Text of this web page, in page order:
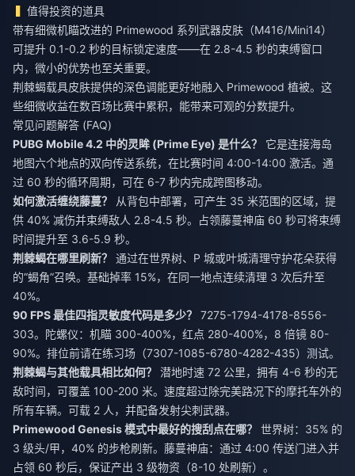
值得投资的道具
带有细微机瞄改进的 Primewood 系列武器皮肤（M416/Mini14）
可提升 0.1-0.2 秒的目标锁定速度——在 2.8-4.5 秒的束缚窗口
内，微小的优势也至关重要。
荆棘蝎载具皮肤提供的深色调能更好地融入 Primewood 植被。这
些细微收益在数百场比赛中累积，能带来可观的分数提升。
常见问题解答 (FAQ)
PUBG Mobile 4.2 中的灵眸 (Prime Eye) 是什么？
它是连接海岛
地图六个地点的双向传送系统，在比赛时间 4:00-14:00 激活。通
过 60 秒的循环周期，可在 6-7 秒内完成跨图移动。
如何激活缠绕藤蔓？
从背包中部署，可产生 35 米范围的区域，提
供 40% 减伤并束缚敌人 2.8-4.5 秒。占领藤蔓神庙 60 秒可将束缚
时间提升至 3.6-5.9 秒。
荆棘蝎在哪里刷新？
通过在世界树、P 城或叶城清理守护花朵获得
的“蝎角”召唤。基础掉率 15%，在同一地点连续清理 3 次后升至
40%。
90 FPS 最佳四指灵敏度代码是多少？
7275-1794-4178-8556-
303。陀螺仪：机瞄 300-400%，红点 280-400%，8 倍镜 80-
90%。排位前请在练习场（7307-1085-6780-4282-435）测试。
荆棘蝎与其他载具相比如何？
潜地时速 72 公里，拥有 4-6 秒的无
敌时间，可覆盖 100-200 米。速度超过除完美路况下的摩托车外的
所有车辆。可载 2 人，并配备发射尖刺武器。
Primewood Genesis 模式中最好的搜刮点在哪？
世界树：35% 的
3 级头/甲，40% 的步枪刷新。藤蔓神庙：通过 4:00 传送门进入并
占领 60 秒后，保证产出 3 级物资（8-10 处刷新）。